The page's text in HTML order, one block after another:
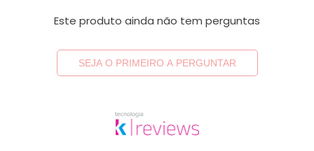
Este produto ainda não tem perguntas
SEJA O PRIMEIRO A PERGUNTAR